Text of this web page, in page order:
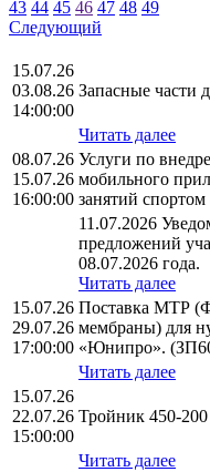
43 44 45 46 47 48 49
Следующий
15.07.26
03.08.26
14:00:00
Запасные части
Читать далее
08.07.26
15.07.26
16:00:00
Услуги по
мобильного
занятий
11.07.2026
предложений
08.07.2026 года.
Читать далее
15.07.26
29.07.26
17:00:00
Поставка МТР
мембраны) для
«Юнипро».
Читать далее
15.07.26
22.07.26
15:00:00
Тройник 450-
Читать далее